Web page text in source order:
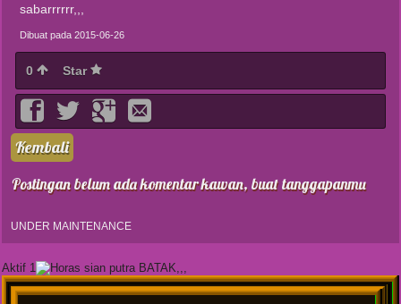
sabarrrrrr,,,
Dibuat pada 2015-06-26
0 Star
Kembali
Postingan belum ada komentar kawan, buat tanggapanmu
UNDER MAINTENANCE
Aktif 1